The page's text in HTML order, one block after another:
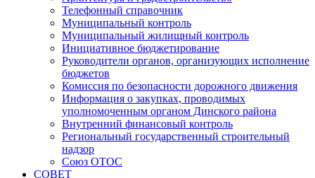
Телефонный справочник
Муниципальный контроль
Муниципальный жилищный контроль
Инициативное бюджетирование
Руководители органов, организующих исполнение
бюджетов
Комиссия по безопасности дорожного движения
Информация о закупках, проводимых
уполномоченным органом Динского района
Внутренний финансовый контроль
Региональный государственный строительный
надзор
Союз ОТОС
СОВЕТ